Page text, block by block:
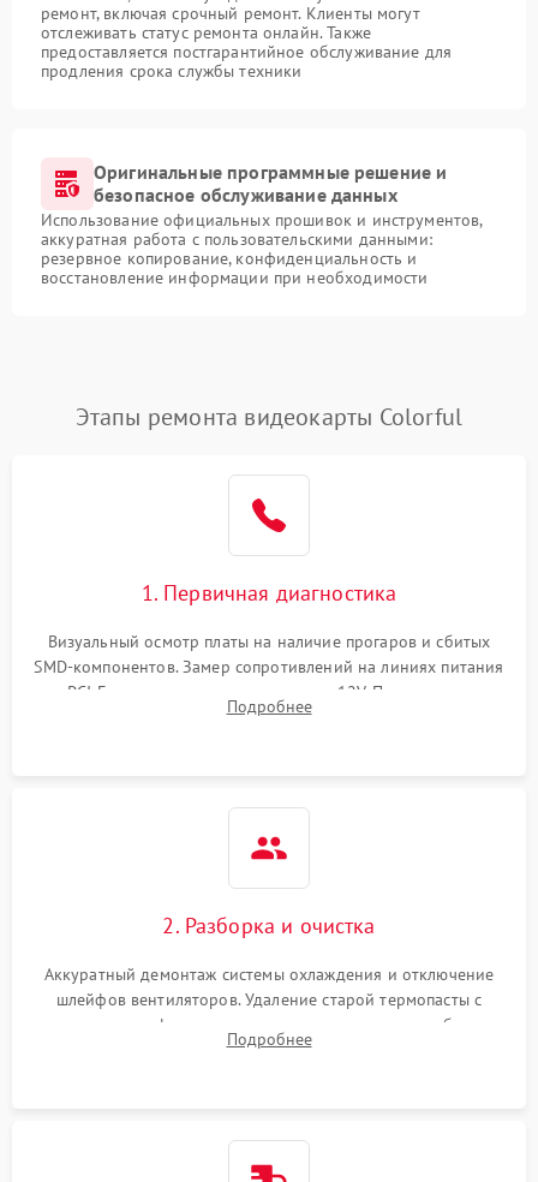
ремонт, включая срочный ремонт. Клиенты могут
отслеживать статус ремонта онлайн. Также
предоставляется постгарантийное обслуживание для
продления срока службы техники
Оригинальные программные решение и
безопасное обслуживание данных
Использование официальных прошивок и инструментов,
аккуратная работа с пользовательскими данными:
резервное копирование, конфиденциальность и
восстановление информации при необходимости
Этапы ремонта видеокарты Colorful
1. Первичная диагностика
Визуальный осмотр платы на наличие прогаров и сбитых
SMD-компонентов. Замер сопротивлений на линиях питания
PCI-E и дополнительных разъемах 12V. Проверка на
короткое замыкание основных дросселей питания GPU и
Подробнее
2. Разборка и очистка
Аккуратный демонтаж системы охлаждения и отключение
шлейфов вентиляторов. Удаление старой термопасты с
кристалла графического чипа и термопрокладок с банок
памяти и зоны VRM. Очистка платы от пыли и окислов.
Подробнее